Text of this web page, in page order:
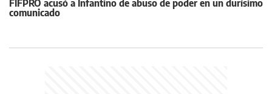
FIFPRO acusó a Infantino de abuso de poder en un durísimo
comunicado